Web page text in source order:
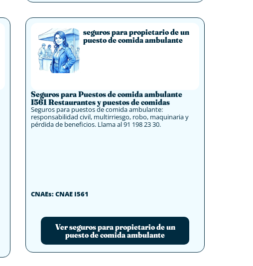
seguros para propietario de un
puesto de comida ambulante
Seguros para Puestos de comida ambulante
I561 Restaurantes y puestos de comidas
Seguros para puestos de comida ambulante:
responsabilidad civil, multirriesgo, robo, maquinaria y
pérdida de beneficios. Llama al 91 198 23 30.
CNAEs: CNAE I561
Ver seguros para propietario de un
puesto de comida ambulante